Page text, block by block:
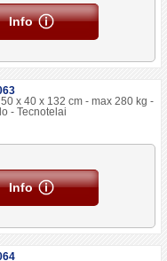
Info
x 40 x 132 cm - max 280 kg -
- Tecnotelai
Info